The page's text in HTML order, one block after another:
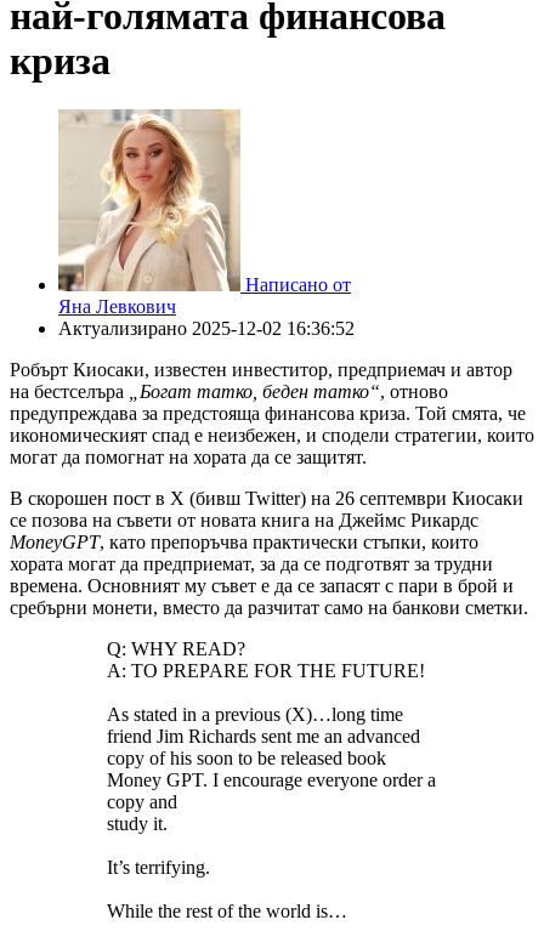
най-голямата финансова
криза
Написано от
Яна Левкович
Актуализирано 2025-12-02 16:36:52
Робърт Киосаки, известен инвеститор, предприемач и автор
на бестселъра
„Богат татко, беден татко“, отново
предупреждава за предстояща финансова криза. Той смята, че
икономическият спад е неизбежен, и сподели стратегии, които
могат да помогнат на хората да се защитят.
В скорошен пост в X (бивш Twitter) на 26 септември Киосаки
се позова на съвети от новата книга на Джеймс Рикардс
MoneyGPT, като препоръчва практически стъпки, които
хората могат да предприемат, за да се подготвят за трудни
времена. Основният му съвет е да се запасят с пари в брой и
сребърни монети, вместо да разчитат само на банкови сметки.
Q: WHY READ?
A: TO PREPARE FOR THE FUTURE!
As stated in a previous (X)…long time
friend Jim Richards sent me an advanced
copy of his soon to be released book
Money GPT. I encourage everyone order a
copy and
study it.
It’s terrifying.
While the rest of the world is…